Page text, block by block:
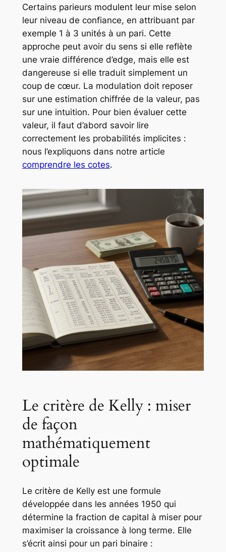
Certains parieurs modulent leur mise selon
leur niveau de confiance, en attribuant par
exemple 1 à 3 unités à un pari. Cette
approche peut avoir du sens si elle reflète
une vraie différence d’edge, mais elle est
dangereuse si elle traduit simplement un
coup de cœur. La modulation doit reposer
sur une estimation chiffrée de la valeur, pas
sur une intuition. Pour bien évaluer cette
valeur, il faut d’abord savoir lire
correctement les probabilités implicites :
nous l’expliquons dans notre article
comprendre les cotes.
Le critère de Kelly : miser
de façon
mathématiquement
optimale
Le critère de Kelly est une formule
développée dans les années 1950 qui
détermine la fraction de capital à miser pour
maximiser la croissance à long terme. Elle
s’écrit ainsi pour un pari binaire :